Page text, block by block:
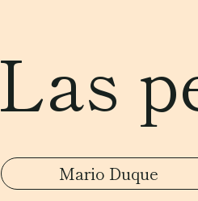
Las
Mario Duque